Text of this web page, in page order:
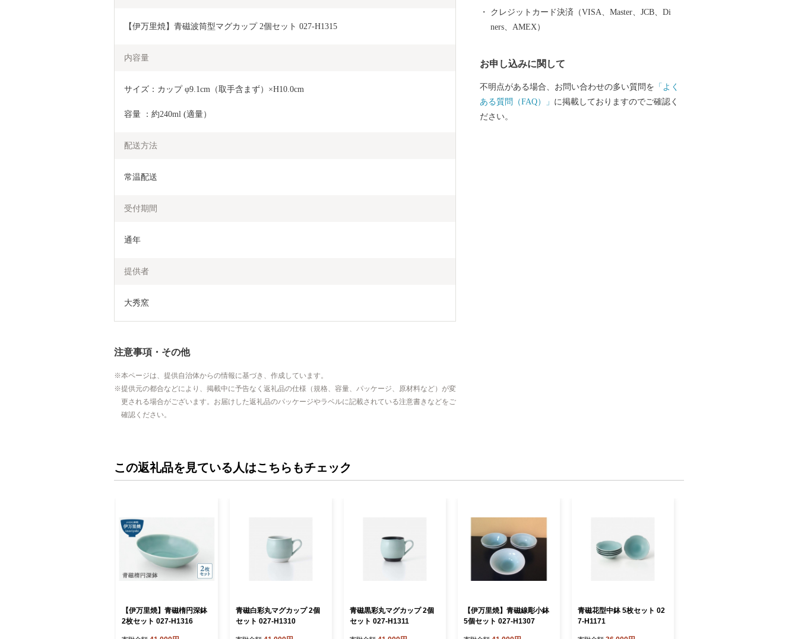
【伊万里焼】青磁波筒型マグカップ 2個セット 027-H1315
内容量
サイズ：カップ φ9.1cm（取手含まず）×H10.0cm
容量 ：約240ml (適量）
配送方法
常温配送
受付期間
通年
提供者
大秀窯
注意事項・その他
本ページは、提供自治体からの情報に基づき、作成しています。
提供元の都合などにより、掲載中に予告なく返礼品の仕様（規格、容量、パッケージ、原材料など）が変
更される場合がございます。お届けした返礼品のパッケージやラベルに記載されている注意書きなどをご
確認ください。
いたふるさと納税の使い道に関する報告、伊万里市が
としては、電子メールの配信やパンフレット等の郵送
クレジットカード決済（VISA、Master、JCB、Di
ners、AMEX）
お申し込みに関して
不明点がある場合、お問い合わせの多い質問を 「よく
ある質問（FAQ）」 に掲載しておりますのでご確認く
ださい。
この返礼品を見ている人はこちらもチェック
【伊万里焼】青磁楕円深鉢
2枚セット 027-H1316
青磁白彩丸マグカップ 2個
セット 027-H1310
青磁黒彩丸マグカップ 2個
セット 027-H1311
【伊万里焼】青磁線彫小鉢
5個セット 027-H1307
青磁花型中鉢 5枚セット 02
7-H1171